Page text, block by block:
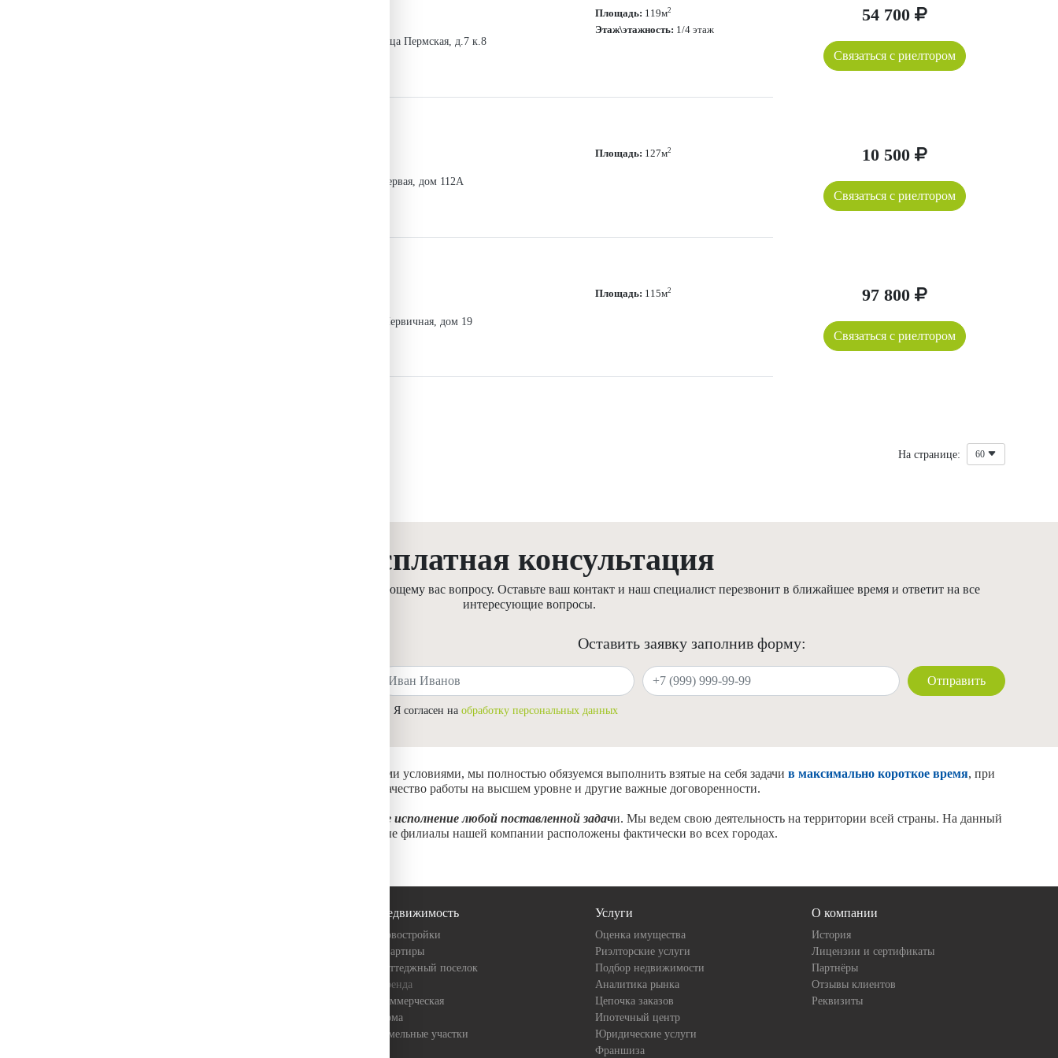
г. Екатеринбург, Верх-Исетский, улица Пермская, д.7 к.8
Площадь: 119м2
Этаж\этажность: 1/4 этаж
54 700
Связаться с риелтором
г. Екатеринбург, Парковый, улица Первая, дом 112А
Площадь: 127м2 10 500
Связаться с риелтором
г. Челябинск, Центральный, улица Первичная, дом 19
Площадь: 115м2 97 800
Связаться с риелтором
На странице: 60
Бесплатная консультация
Мы даем бесплатную консультацию по любому интересующему вас вопросу. Оставьте ваш контакт и наш специалист перезвонит в ближайшее время и ответит на все
интересующие вопросы.
Оставить заявку заполнив форму:
Ваше имя Ваш телефон
Отправить
Я согласен наобработку персональных данных
. Любой заказ оформляется строго с юридическими условиями, мы полностью обязуемся выполнить взятые на себя задачи в максимально короткое время, при
этом сохранив качество работы на высшем уровне и другие важные договоренности.
профессиональное исполнение любой поставленной задачи. Мы ведем свою деятельность на территории всей страны. На данный
момент официальные филиалы нашей компании расположены фактически во всех городах.
Недвижимость
Новостройки
Квартиры
Коттеджный поселок
Аренда
Коммерческая
Дома
Земельные участки
Услуги
Оценка имущества
Риэлторские услуги
Подбор недвижимости
Аналитика рынка
Цепочка заказов
Ипотечный центр
Юридические услуги
Франшиза
О компании
История
Лицензии и сертификаты
Партнёры
Отзывы клиентов
Реквизиты